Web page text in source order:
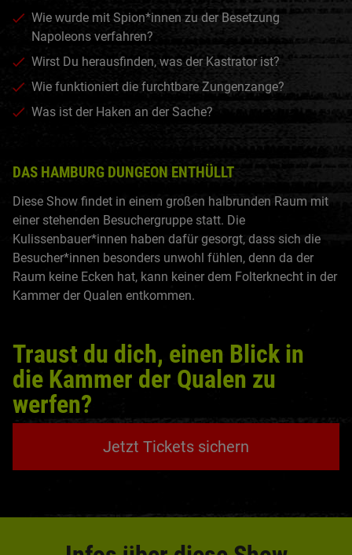
Wie wurde mit Spion*innen zu der Besetzung
Napoleons verfahren?
Wirst Du herausfinden, was der Kastrator ist?
Wie funktioniert die furchtbare Zungenzange?
Was ist der Haken an der Sache?
DAS HAMBURG DUNGEON ENTHÜLLT
Diese Show findet in einem großen halbrunden Raum mit
einer stehenden Besuchergruppe statt. Die
Kulissenbauer*innen haben dafür gesorgt, dass sich die
Besucher*innen besonders unwohl fühlen, denn da der
Raum keine Ecken hat, kann keiner dem Folterknecht in der
Kammer der Qualen entkommen.
Traust du dich, einen Blick in
die Kammer der Qualen zu
werfen?
Jetzt Tickets sichern